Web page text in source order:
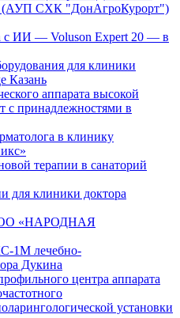
(АУП СХК "ДонАгроКурорт")
с ИИ — Voluson Expert 20 — в
для клиники
Казань
аппарата высокой
с принадлежностями в
в клинику
терапии в санаторий
для клиники доктора
ООО «НАРОДНАЯ
1М лечебно-
Дукина
центра аппарата
установки